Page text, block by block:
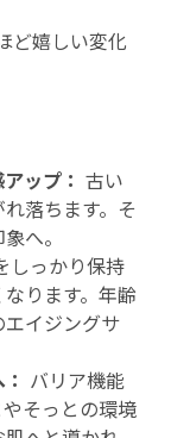
ど嬉しい変化
ップ： 古い
落ちます。そ
へ。
しっかり保持
ります。年齢
イジングサ
バリア機能
そっとの環境